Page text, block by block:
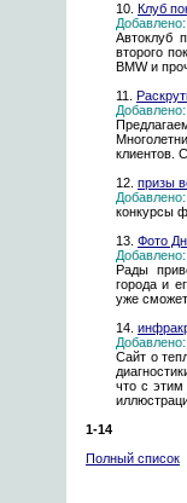
10. Клуб
Автоклуб
второго
BMW и
11.
клиентов.
12. призы
конкурсы
13. Фото
Рады
города и
уже
14.
Сайт о
что с этим
1-14
Полный список